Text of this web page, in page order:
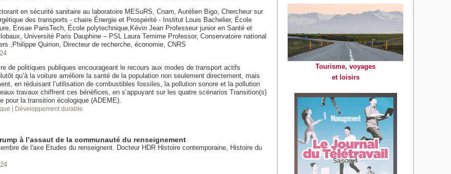
en sécurité sanitaire au laboratoire MESuRS, Cnam, Aurélien Bigo, Chercheur sur
des transports - chaire Énergie et Prospérité - Institut Louis Bachelier, École
Ensae ParisTech, École polytechnique,Kévin Jean Professeur junior en Santé et
Université Paris Dauphine – PSL Laura Temime Professor, Conservatoire national
,Philippe Quirion, Directeur de recherche, économie, CNRS
de politiques publiques encourageant le recours aux modes de transport actifs
qu’à la voiture améliore la santé de la population non seulement directement, mais
en réduisant l’utilisation de combustibles fossiles, la pollution sonore et la pollution
travaux chiffrent ces bénéfices, en s’appuyant sur les quatre scénarios Transition(s)
pour la transition écologique (ADEME).
| Développement durable
à l’assaut de la communauté du renseignement
de l'axe Etudes du renseignent. Docteur HDR Histoire contemporaine, Histoire du
Tourisme, voyages
et loisirs